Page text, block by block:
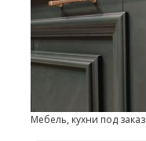
Мебель, кухни под заказ